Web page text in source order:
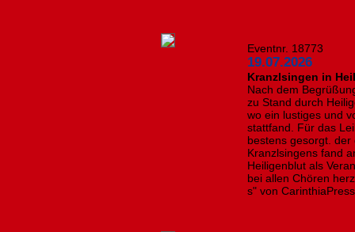
Eventnr. 18773
19.07.2026
Kranzlsingen in
Nach dem
zu Stand durch
wo ein lustiges und
stattfand. Für das
bestens gesorgt. der
Kranzlsingens fand
Heiligenblut als
bei allen Chören
s" von